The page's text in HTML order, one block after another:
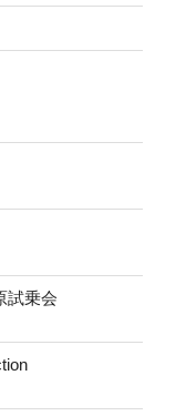
試乗会